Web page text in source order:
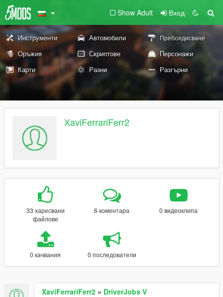
Show Adult Вход
Инструменти Автомобили Пребоядисване
Оръжия Скриптове
Персонажи
Карти
Разни Разгърни
XaviFerrariFerr2
33 харесвани
файлове
6 коментара 0 видеоклипа
0 качвания 0 последователи
XaviFerrariFerr2 » DriverJobs V